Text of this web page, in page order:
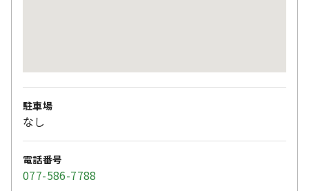
駐車場
なし
電話番号
077-586-7788